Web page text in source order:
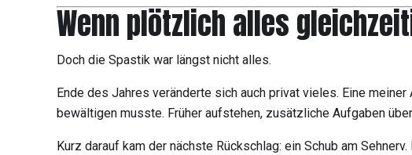
Wenn plötzlich alles
Doch die Spastik war längst nicht alles.
Ende des Jahres veränderte sich auch privat vieles. Eine
bewältigen musste. Früher aufstehen, zusätzliche Aufgaben
Kurz darauf kam der nächste Rückschlag: ein Schub am